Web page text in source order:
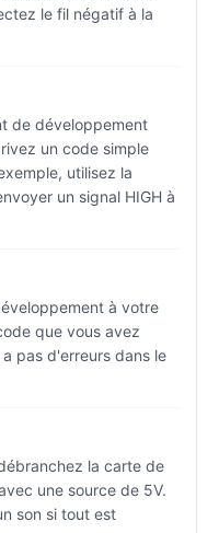
le fil négatif à la
de développement
un code simple
utilisez la
un signal HIGH à
à votre
que vous avez
pas d'erreurs dans le
la carte de
une source de 5V.
son si tout est